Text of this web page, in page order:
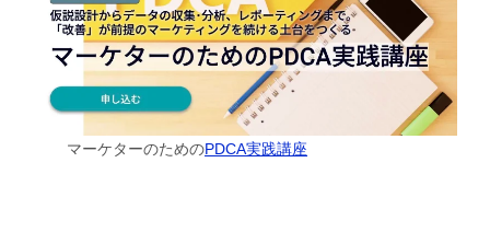
マーケターのためのPDCA実践講座